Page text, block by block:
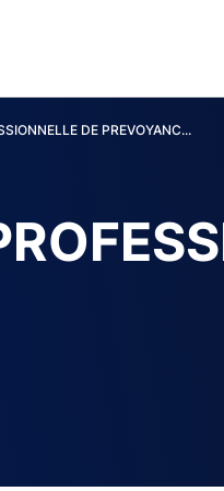
DE PREVOYANC...